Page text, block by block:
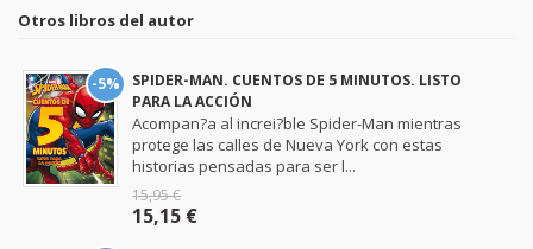
Otros libros del autor
-5%
SPIDER-MAN. CUENTOS DE 5 MINUTOS. LISTO
PARA LA ACCIÓN
Acompan?a al increi?ble Spider-Man mientras
protege las calles de Nueva York con estas
historias pensadas para ser l...
15,95 €
15,15 €